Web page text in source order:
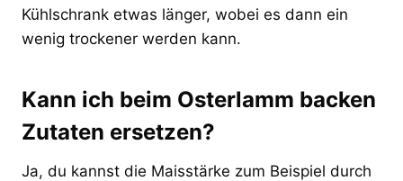
Kühlschrank etwas länger, wobei es dann ein
wenig trockener werden kann.
Kann ich beim Osterlamm backen
Zutaten ersetzen?
Ja, du kannst die Maisstärke zum Beispiel durch